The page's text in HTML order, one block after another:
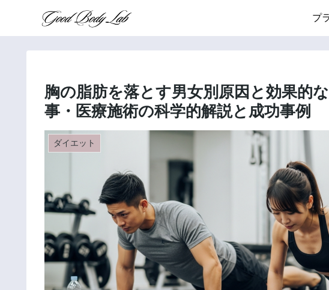
プ
胸の脂肪を落とす男女別原因と効果的
事・医療施術の科学的解説と成功事例
ダイエット